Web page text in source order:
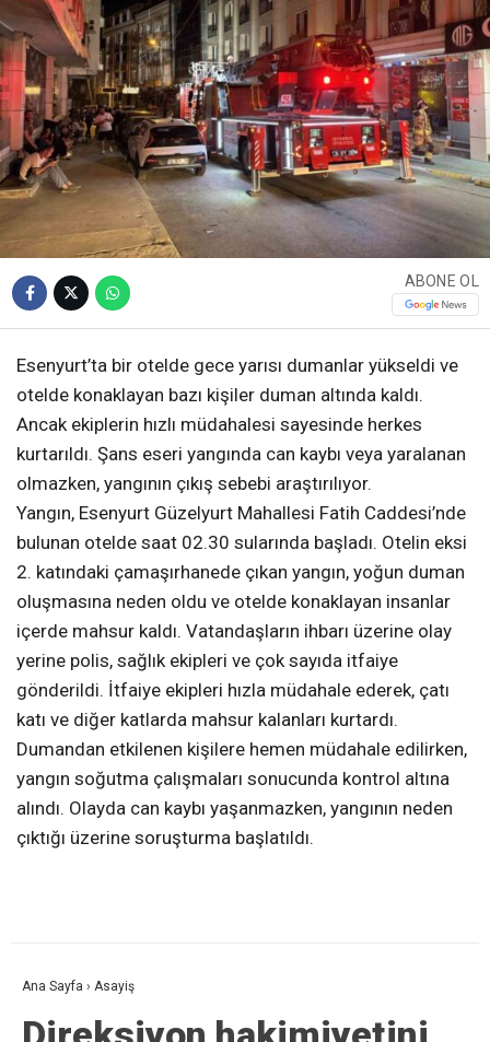
ABONE OL
Esenyurt’ta bir otelde gece yarısı dumanlar yükseldi ve
otelde konaklayan bazı kişiler duman altında kaldı.
Ancak ekiplerin hızlı müdahalesi sayesinde herkes
kurtarıldı. Şans eseri yangında can kaybı veya yaralanan
olmazken, yangının çıkış sebebi araştırılıyor.
Yangın, Esenyurt Güzelyurt Mahallesi Fatih Caddesi’nde
bulunan otelde saat 02.30 sularında başladı. Otelin eksi
2. katındaki çamaşırhanede çıkan yangın, yoğun duman
oluşmasına neden oldu ve otelde konaklayan insanlar
içerde mahsur kaldı. Vatandaşların ihbarı üzerine olay
yerine polis, sağlık ekipleri ve çok sayıda itfaiye
gönderildi. İtfaiye ekipleri hızla müdahale ederek, çatı
katı ve diğer katlarda mahsur kalanları kurtardı.
Dumandan etkilenen kişilere hemen müdahale edilirken,
yangın soğutma çalışmaları sonucunda kontrol altına
alındı. Olayda can kaybı yaşanmazken, yangının neden
çıktığı üzerine soruşturma başlatıldı.
Ana Sayfa › Asayiş